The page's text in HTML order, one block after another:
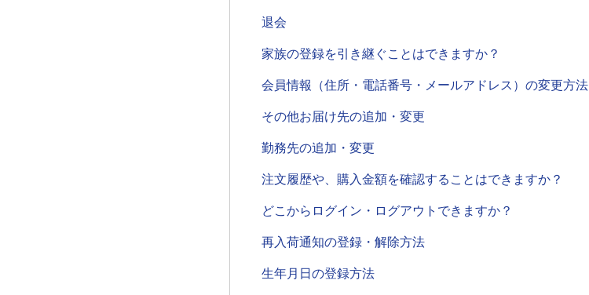
退会
家族の登録を引き継ぐことはできますか？
会員情報（住所・電話番号・メールアドレス）の変更方法
その他お届け先の追加・変更
勤務先の追加・変更
注文履歴や、購入金額を確認することはできますか？
どこからログイン・ログアウトできますか？
再入荷通知の登録・解除方法
生年月日の登録方法